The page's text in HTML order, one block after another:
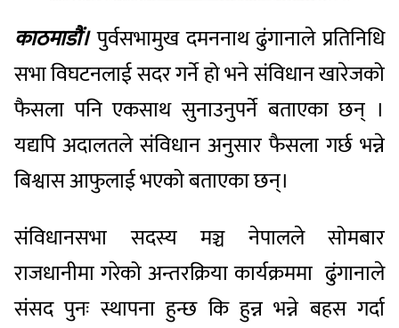
काठमाडौं।पुर्वसभामुख दमननाथ ढुंगानाले प्रतिनिधि
सभा विघटनलाई सदर गर्ने हो भने संविधान खारेजको
फैसला पनि एकसाथ सुनाउनुपर्ने बताएका छन् ।
यद्यपि अदालतले संविधान अनुसार फैसला गर्छ भन्ने
बिश्वास आफुलाई भएको बताएका छन्।
संविधानसभा सदस्य मञ्च नेपालले सोमबार
राजधानीमा गरेको अन्तरक्रिया कार्यक्रममा ढुंगानाले
संसद पुनः स्थापना हुन्छ कि हुन्न भन्ने बहस गर्दा